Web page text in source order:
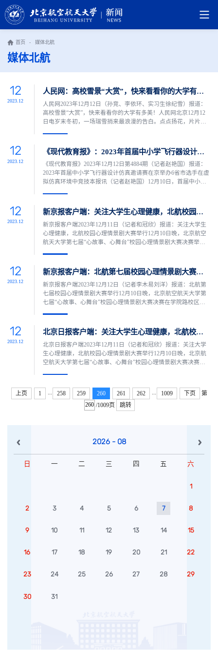
首页 - 媒体北航
媒体北航
12
2023.12
人民网：高校雪景“大赏”，快来看看你的大学有多美！
人民网2023年12月12日（孙竞、李依环、实习生徐纪雪）报道：
高校雪景“大赏”，快来看看你的大学有多美！人民网北京12月12
日电岁末冬初，一场瑞雪捎来最浪漫的告白。点点扬花，片片鹅
最美的青春时光里……北京航空航天大学：一场初雪后，校园内
冰花皑皑。媒体链接：http://edu.people.com.cn/n1/2023/1212/c...
12
2023.12
《现代教育报》：2023年首届中小学飞行器设计仿真邀请赛在京举办 6省市选手在虚拟...
《现代教育报》2023年12月12日第4884期（记者赵艳国）报道：
2023年首届中小学飞行器设计仿真邀请赛在京举办6省市选手在虚
拟仿真环境中竞技本报讯（记者赵艳国）12月10日，首届中小学
基础上面向中小学生举办的科技类竞赛。本次邀请赛共设置航空
救援赛和协同对抗赛两个赛题，吸引了6个省市的40多所学校的
选...
12
2023.12
新京报客户端：关注大学生心理健康，北航校园心理情景剧大赛举行
新京报客户端2023年12月11日（记者和冠欣）报道：关注大学生
心理健康，北航校园心理情景剧大赛举行12月10日晚，北京航空
航天大学第七届“心故事、心舞台”校园心理情景剧大赛决赛举
部作品《心锁》《为什么我这么孤单》《择难》《玫瑰与面包》
《当时间顶天立地》和《被爱的标准》，学生演员们的表演质朴
真实...
12
2023.12
新京报客户端：北航第七届校园心理情景剧大赛举行
新京报客户端2023年12月12日（记者李木易刘洋）报道：北航第
七届校园心理情景剧大赛举行12月10日晚，北京航空航天大学第
七届“心故事、心舞台”校园心理情景剧大赛决赛在学院路校区晨
等方面上所遇到的问题，以及面对这些困境时内心的冲突与抉
择。《心锁》《为什么我这么孤单》《择难》《玫瑰与面包》
《当时...
12
2023.12
北京日报客户端：关注大学生心理健康，北航校园心理情景剧大赛举行
北京日报客户端2023年12月11日（记者和冠欣）报道：关注大学
生心理健康，北航校园心理情景剧大赛举行12月10日晚，北京航
空航天大学第七届“心故事、心舞台”校园心理情景剧大赛决赛举
部作品《心锁》《为什么我这么孤单》《择难》《玫瑰与面包》
《当时间顶天立地》和《被爱的标准》，学生演员们的表演质朴
上页 1 ... 258 259 260 261 262 ... 1009 下页
第
/1009页
跳转
2026 - 08
日 一 二 三 四 五 六
1
2 3 4 5 6 7 8
9 10 11 12 13 14 15
16 17 18 19 20 21 22
23 24 25 26 27 28 29
30 31